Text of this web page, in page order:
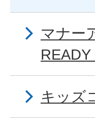
マナー
キッズ